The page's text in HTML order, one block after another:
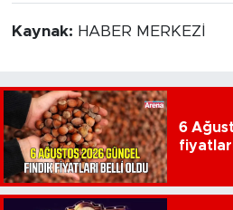
Kaynak: HABER MERKEZİ
6